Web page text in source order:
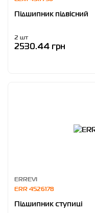
Підшипник підвісний
2 шт
2530.44 грн
ERREVI
ERR 4526178
Підшипник ступиці